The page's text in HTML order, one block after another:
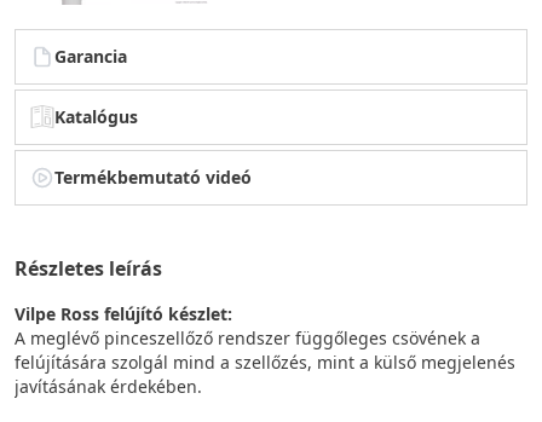
Garancia
Katalógus
Termékbemutató videó
Részletes leírás
Vilpe Ross felújító készlet:
A meglévő pinceszellőző rendszer függőleges csövének a
felújítására szolgál mind a szellőzés, mint a külső megjelenés
javításának érdekében.